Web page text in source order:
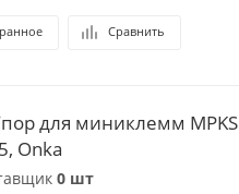
Сравнить
для миниклемм MPKS
Onka
0 шт